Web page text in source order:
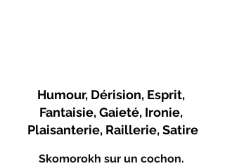
Humour, Dérision, Esprit,
Fantaisie, Gaieté, Ironie,
Plaisanterie, Raillerie, Satire
Skomorokh sur un cochon.